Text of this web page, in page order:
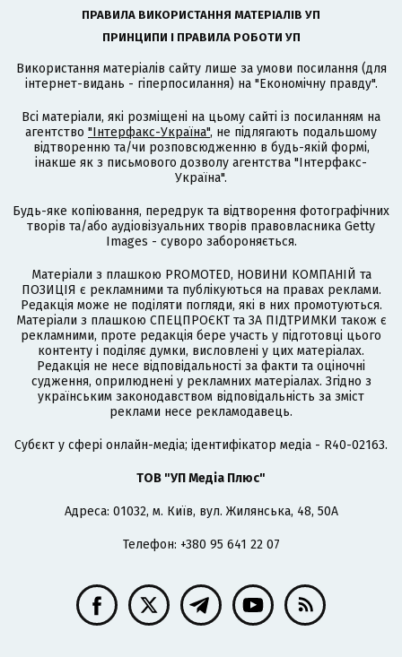
ПРАВИЛА ВИКОРИСТАННЯ МАТЕРІАЛІВ УП
ПРИНЦИПИ І ПРАВИЛА РОБОТИ УП
Використання матеріалів сайту лише за умови посилання (для
інтернет-видань - гіперпосилання) на "Економічну правду".
Всі матеріали, які розміщені на цьому сайті із посиланням на
агентство "Інтерфакс-Україна", не підлягають подальшому
відтворенню та/чи розповсюдженню в будь-якій формі,
інакше як з письмового дозволу агентства "Інтерфакс-
Україна".
Будь-яке копіювання, передрук та відтворення фотографічних
творів та/або аудіовізуальних творів правовласника Getty
Images - суворо забороняється.
Матеріали з плашкою PROMOTED, НОВИНИ КОМПАНІЙ та
ПОЗИЦІЯ є рекламними та публікуються на правах реклами.
Редакція може не поділяти погляди, які в них промотуються.
Матеріали з плашкою СПЕЦПРОЄКТ та ЗА ПІДТРИМКИ також є
рекламними, проте редакція бере участь у підготовці цього
контенту і поділяє думки, висловлені у цих матеріалах.
Редакція не несе відповідальності за факти та оціночні
судження, оприлюднені у рекламних матеріалах. Згідно з
українським законодавством відповідальність за зміст
реклами несе рекламодавець.
Cубєкт у сфері онлайн-медіа; ідентифікатор медіа - R40-02163.
ТОВ "УП Медіа Плюс"
Адреса: 01032, м. Київ, вул. Жилянська, 48, 50А
Телефон: +380 95 641 22 07